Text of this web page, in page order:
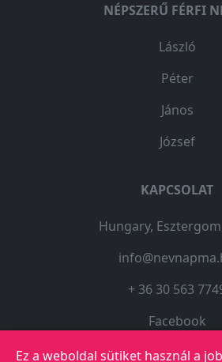
Ez a weboldal sütiket használ a
NÉPSZERŰ FÉRFI
László
Péter
János
József
KAPCSOLAT
Hungary,
+ 36 30 563
Facebook